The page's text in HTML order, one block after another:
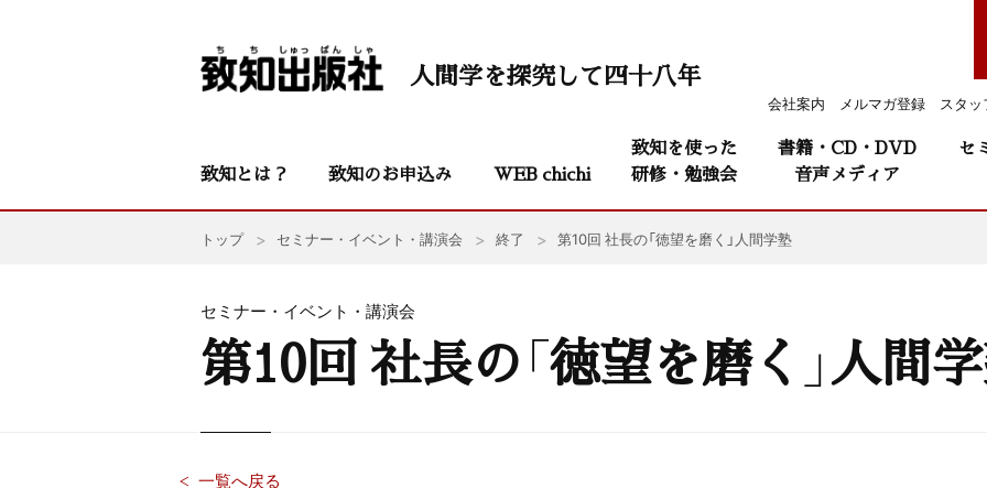
会社案内 メルマガ登録 スタ
人間学を探究して四十八年
致知とは？ 致知のお申込み WEB chichi
致知を使った
研修・勉強会
書籍・CD・DVD
音声メディア
セ
トップ セミナー・イベント・講演会 終了 第10回 社長の「徳望を磨く」人間学塾
セミナー・イベント・講演会
第10回 社長の「徳望を磨く」人間
一覧へ戻る